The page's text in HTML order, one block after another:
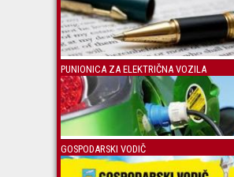
PUNIONICA ZA ELEKTRIČNA VOZILA
GOSPODARSKI VODIČ